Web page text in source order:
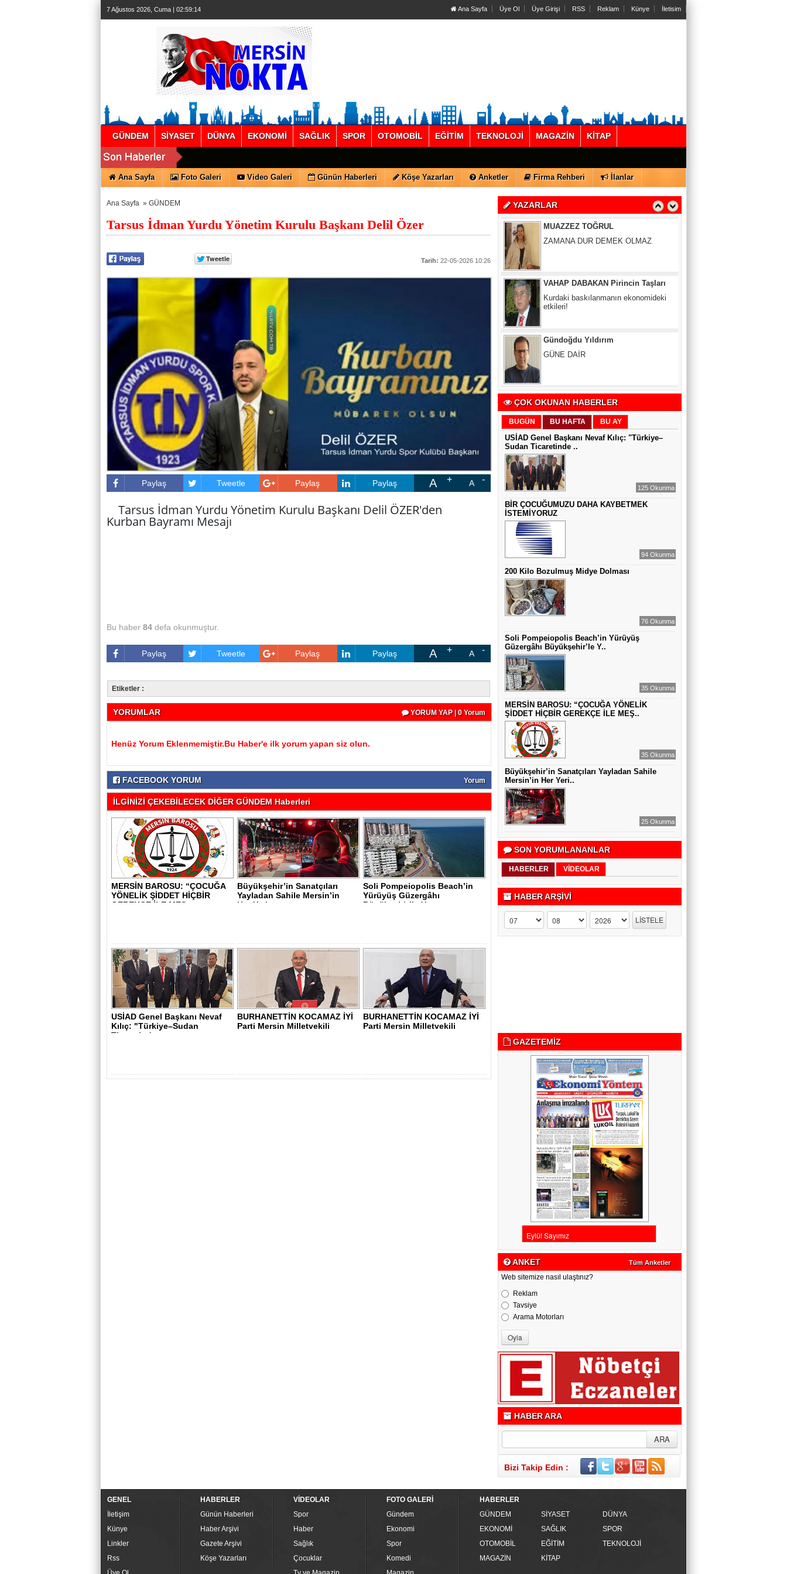
7 Ağustos 2026, Cuma | 02:59:15 Ana Sayfa Üye Ol Üye Girişi RSS Reklam Künye İletisim
GÜNDEM SİYASET DÜNYA EKONOMİ SAĞLIK SPOR OTOMOBİL EĞİTİM TEKNOLOJİ MAGAZİN KİTAP
Ana Sayfa Foto Galeri Video Galeri Günün Haberleri Köşe Yazarları Anketler Firma Rehberi İlanlar
Ana Sayfa » GÜNDEM
Tarsus İdman Yurdu Yönetim Kurulu Başkanı Delil Özer
Tarih: 22-05-2026 10:26
Paylaş Tweetle Paylaş Paylaş A A
Tarsus İdman Yurdu Yönetim Kurulu Başkanı Delil ÖZER'den
Kurban Bayramı Mesajı
Bu haber 84 defa okunmuştur.
Paylaş Tweetle Paylaş Paylaş A A
Etiketler :
YORUMLAR YORUM YAP | 0 Yorum
Henüz Yorum Eklenmemiştir.Bu Haber'e ilk yorum yapan siz olun.
FACEBOOK YORUM Yorum
İLGİNİZİ ÇEKEBİLECEK DİĞER GÜNDEM Haberleri
MERSİN BAROSU: “ÇOCUĞA
YÖNELİK ŞİDDET HİÇBİR
GEREKÇE İLE MEŞ..
Büyükşehir’in Sanatçıları
Yayladan Sahile Mersin’in
Her Yeri..
Soli Pompeiopolis Beach’in
Yürüyüş Güzergâhı
Büyükşehir’le Y..
USİAD Genel Başkanı Nevaf
Kılıç: "Türkiye–Sudan
Ticaretinde ..
BURHANETTİN KOCAMAZ İYİ
Parti Mersin Milletvekili
BURHANETTİN KOCAMAZ İYİ
Parti Mersin Milletvekili
YAZARLAR
Gül Saydam
SEN BENİ UNUTSAN DA
MUAZZEZ TOĞRUL
ZAMANA DUR DEMEK OLMAZ
VAHAP DABAKAN Pirincin Taşları
Gündoğdu Yıldırım
GÜNE DAİR
Zeynel Aslan
Sıddıka BALAKAN
DİJİTAL VİCDAN
Gül Saydam
SEN BENİ UNUTSAN DA
MUAZZEZ TOĞRUL
ZAMANA DUR DEMEK OLMAZ
VAHAP DABAKAN Pirincin Taşları
Kurdaki baskılanmanın ekonomideki
etkileri!
ÇOK OKUNAN HABERLER
BUGÜN BU HAFTA BU AY
USİAD Genel Başkanı Nevaf Kılıç: "Türkiye–
Sudan Ticaretinde ..
125 Okunma
BİR ÇOCUĞUMUZU DAHA KAYBETMEK
İSTEMİYORUZ
94 Okunma
200 Kilo Bozulmuş Midye Dolması
76 Okunma
Soli Pompeiopolis Beach’in Yürüyüş
Güzergâhı Büyükşehir’le Y..
35 Okunma
MERSİN BAROSU: “ÇOCUĞA YÖNELİK
ŞİDDET HİÇBİR GEREKÇE İLE MEŞ..
35 Okunma
Büyükşehir’in Sanatçıları Yayladan Sahile
Mersin’in Her Yeri..
25 Okunma
SON YORUMLANANLAR
HABERLER VİDEOLAR
HABER ARŞİVİ
GAZETEMİZ
ANKET Tüm Anketler
Web sitemize nasıl ulaştınız?
Reklam
Tavsiye
Arama Motorları
HABER ARA
Bizi Takip Edin :
GENEL
İletişim
Künye
Linkler
Rss
HABERLER
Günün Haberleri
Haber Arşivi
Gazete Arşivi
Köşe Yazarları
VİDEOLAR
Spor
Haber
Sağlık
Çocuklar
FOTO GALERİ
Gündem
Ekonomi
Spor
Komedi
HABERLER
GÜNDEM
SİYASET
DÜNYA
EKONOMİ
SAĞLIK
SPOR
OTOMOBİL
EĞİTİM
TEKNOLOJİ
MAGAZİN
KİTAP